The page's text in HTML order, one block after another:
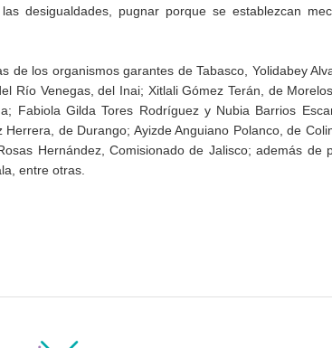
desigualdades, pugnar porque se establezcan
de los organismos garantes de Tabasco, Yolidabey
Río Venegas, del Inai; Xitlali Gómez Terán, de
Fabiola Gilda Tores Rodríguez y Nubia Barrios
de Durango; Ayizde Anguiano Polanco, de
Hernández, Comisionado de Jalisco; además de
entre otras.